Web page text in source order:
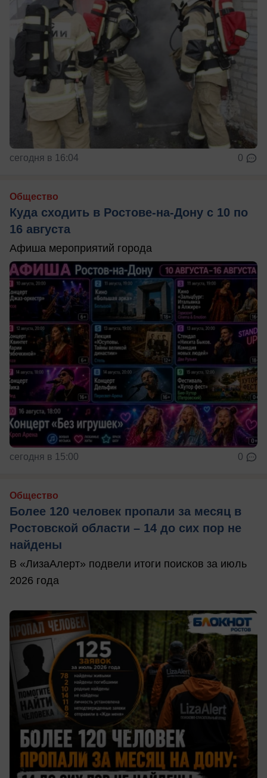
сегодня в 16:04 0
Общество
Куда сходить в Ростове-на-Дону с 10 по
16 августа
Афиша мероприятий города
сегодня в 15:00 0
Общество
Более 120 человек пропали за месяц в
Ростовской области – 14 до сих пор не
найдены
В «ЛизаАлерт» подвели итоги поисков за июль
2026 года